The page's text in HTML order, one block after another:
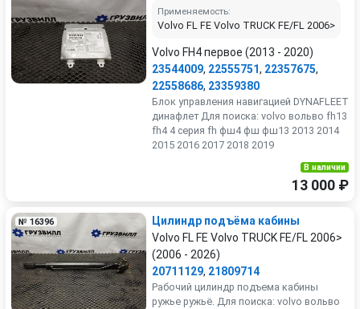
Применяемость:
Volvo FL FE Volvo TRUCK FE/FL 2006>
Volvo FH4 первое (2013 - 2020)
23544009, 22555751, 22357675,
22558686, 23359380
Блок управления навигацией DYNAFLEET
динафлет Для поиска: volvo вольво fh13
fh4 4 серия fh фш4 фш фш13 2013 2014
2015 2016 2017 2018 2019
В наличии
13 000 ₽
№ 16396
Цилиндр подъёма кабины
Volvo FL FE Volvo TRUCK FE/FL 2006>
(2006 - 2026)
20711129, 21809714
Рабочий цилиндр подъема кабины
ружье ружьё. Для поиска: volvo вольво